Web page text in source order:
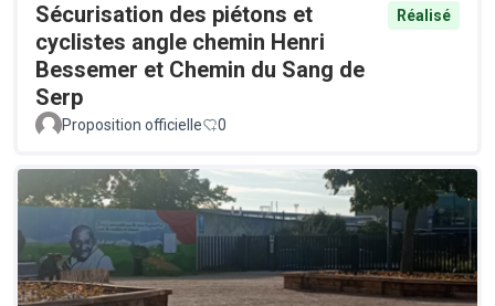
Sécurisation des piétons et
cyclistes angle chemin Henri
Bessemer et Chemin du Sang de
Serp
Réalisé
Proposition officielle 0